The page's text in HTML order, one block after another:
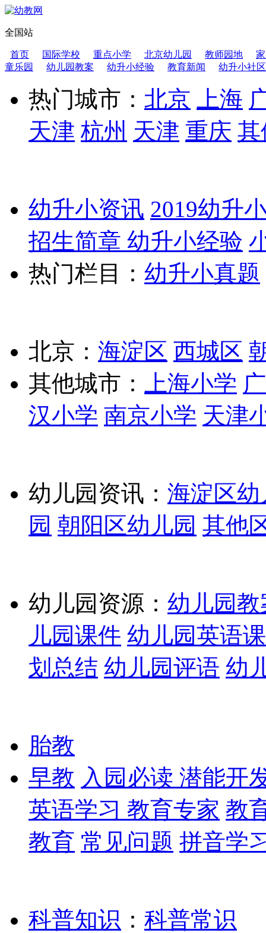
全国站
首页 国际学校 重点小学 北京幼儿园 教师园地
童乐园
幼儿园教案 幼升小经验 教育新闻 幼升小社区
热门城市： 北京 上海
天津 杭州 天津 重庆 其
幼升小资讯 2019幼升
招生简章 幼升小经验
热门栏目： 幼升小真题
北京： 海淀区 西城区
其他城市：
上海小学
汉小学 南京小学 天津
幼儿园资讯： 海淀区幼
园 朝阳区幼儿园 其他
幼儿园资源： 幼儿园教
儿园课件 幼儿园英语
划总结 幼儿园评语 幼
胎教
早教 入园必读 潜能开
英语学习 教育专家 教
教育 常见问题 拼音学
科普知识 ： 科普常识